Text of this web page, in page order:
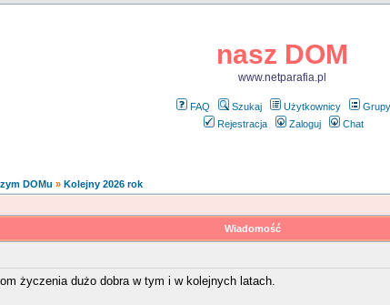
nasz DOM
www.netparafia.pl
FAQ Szukaj Użytkownicy
Grupy
Rejestracja
Zaloguj Chat
DOMu » Kolejny 2026 rok
Wiadomość
życzenia dużo dobra w tym i w kolejnych latach.